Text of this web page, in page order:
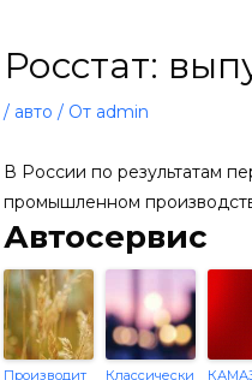
Росстат:
/ авто / От admin
В России по результатам
промышленном
Автосервис
Производит
Классически